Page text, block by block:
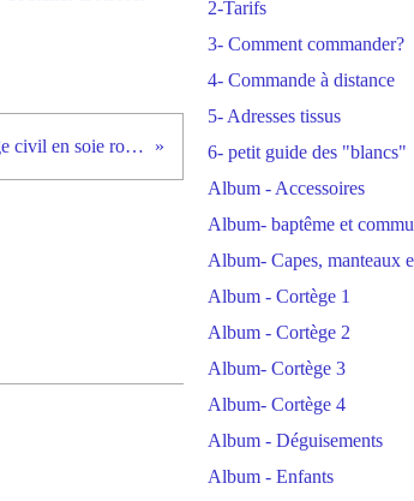
robe de mariage civil en soie rouge
2-Tarifs
3- Comment commander?
4- Commande à distance
5- Adresses tissus
6- petit guide des "blancs"
Album - Accessoires
Album- baptême et
Album- Capes, manteaux
Album - Cortège 1
Album - Cortège 2
Album- Cortège 3
Album- Cortège 4
Album - Déguisements
Album - Enfants